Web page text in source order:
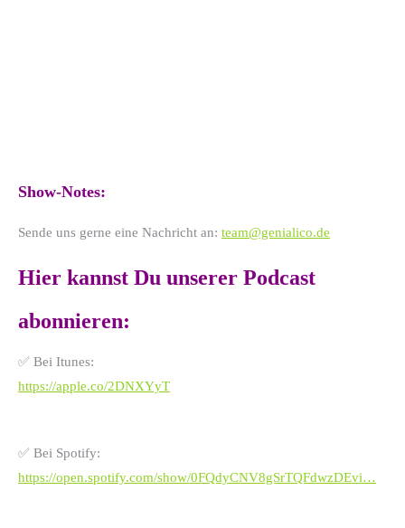
Show-Notes:
Sende uns gerne eine Nachricht an: team@genialico.de
Hier kannst Du unserer Podcast
abonnieren:
✅ Bei Itunes:
https://apple.co/2DNXYyT
✅ Bei Spotify:
https://open.spotify.com/show/0FQdyCNV8gSrTQFdwzDEvi…